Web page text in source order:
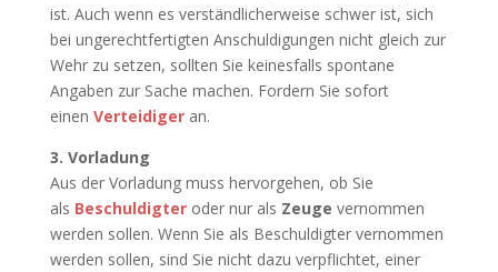
ist. Auch wenn es verständlicherweise schwer ist, sich
bei ungerechtfertigten Anschuldigungen nicht gleich zur
Wehr zu setzen, sollten Sie keinesfalls spontane
Angaben zur Sache machen. Fordern Sie sofort
einen Verteidiger an.
3. Vorladung
Aus der Vorladung muss hervorgehen, ob Sie
als Beschuldigter oder nur als Zeuge vernommen
werden sollen. Wenn Sie als Beschuldigter vernommen
werden sollen, sind Sie nicht dazu verpflichtet, einer